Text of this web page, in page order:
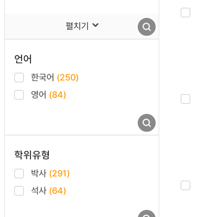
펼치기
언어
한국어 (250)
영어 (84)
학위유형
박사 (291)
석사 (64)